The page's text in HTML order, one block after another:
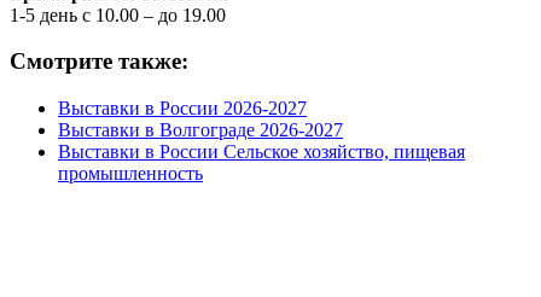
1-5 день с 10.00 – до 19.00
Смотрите также:
Выставки в России 2026-2027
Выставки в Волгограде 2026-2027
Выставки в России Сельское хозяйство, пищевая
промышленность